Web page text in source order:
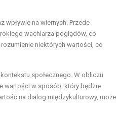
wpływie na wiernych. Przede
wachlarza poglądów, co
niektórych wartości, co
społecznego. W obliczu
wartości w sposób, który będzie
na dialog międzykulturowy, może